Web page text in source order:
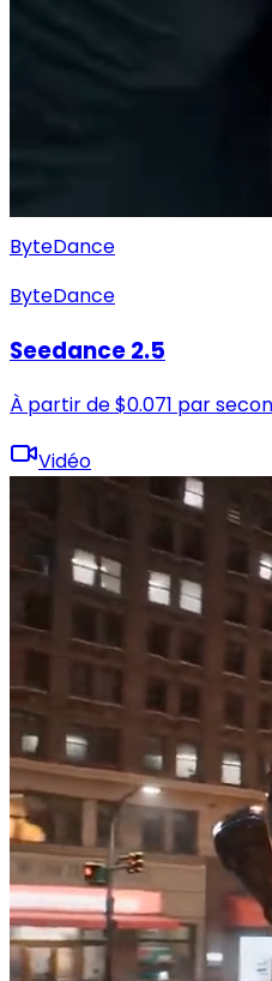
ByteDance
ByteDance
Seedance 2.5
À partir de$0.071 par
Vidéo